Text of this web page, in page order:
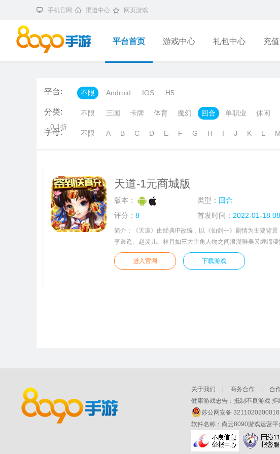
手机官网 渠道中心 网页游戏
平台首页 游戏中心 礼包中心 充
平台: 不限 Android IOS H5
分类: 不限 三国 卡牌 体育 魔幻 回合 单职业 休闲
0.1折
字母: 不限 A B C D E F G H I J K L M
天道-1元商城版
版本： 类型： 回合
评分： 8 首发时间： 2022-01-18
简介：《天道》由经典IP改编，以《仙剑一》剧情为主要背景
李逍遥、赵灵儿、林月如三大主角人物之间浪漫唯美又缠绵凄
事。百款3D精致Q版建模卡牌，阿奴、唐钰、拜月教主、景天
葵再次齐聚、等你来召唤，一起仗剑走天涯！曾经感动亿万仙
进入官网 下载游戏
关于我们 商务合作 合
健康游戏忠告：抵制不良游戏
苏公网安备
软件名称：尚云8090游戏运营